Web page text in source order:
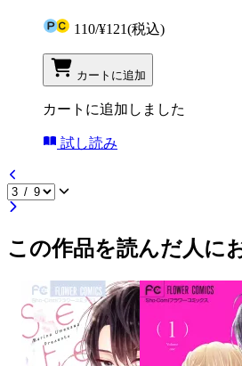
110/¥121(税込)
カートに追加
カートに追加しました
試し読み
この作品を読んだ人に